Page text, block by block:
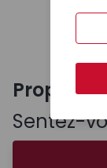
Sentez-